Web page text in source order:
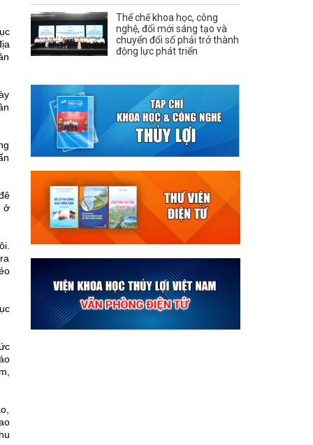
ở
Thể chế khoa học, công
nghệ, đổi mới sáng tạo và
chuyển đổi số phải trở thành
động lực phát triển